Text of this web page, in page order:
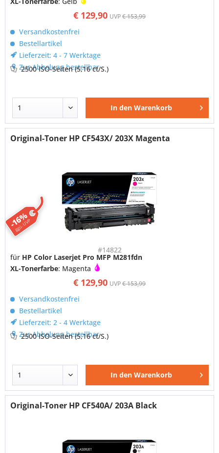
€ 129,90 UVP€ 153,99
Versandkostenfrei
Bestellartikel
Lieferzeit: 4 - 7 Werktage
Zur Abholung bestellbar
2500 ISO-Seiten(5,16 ct/S.)
In den Warenkorb
-16%
ggü. UVP
Original-Toner HP CF543X/ 203X Magenta
#14822
€ 129,90 UVP€ 153,99
für HP Color Laserjet Pro MFP M281fdn
XL-Tonerfarbe: Magenta
Versandkostenfrei
Bestellartikel
Lieferzeit: 2 - 4 Werktage
Zur Abholung bestellbar
2500 ISO-Seiten(5,16 ct/S.)
In den Warenkorb
Original-Toner HP CF540A/ 203A Black